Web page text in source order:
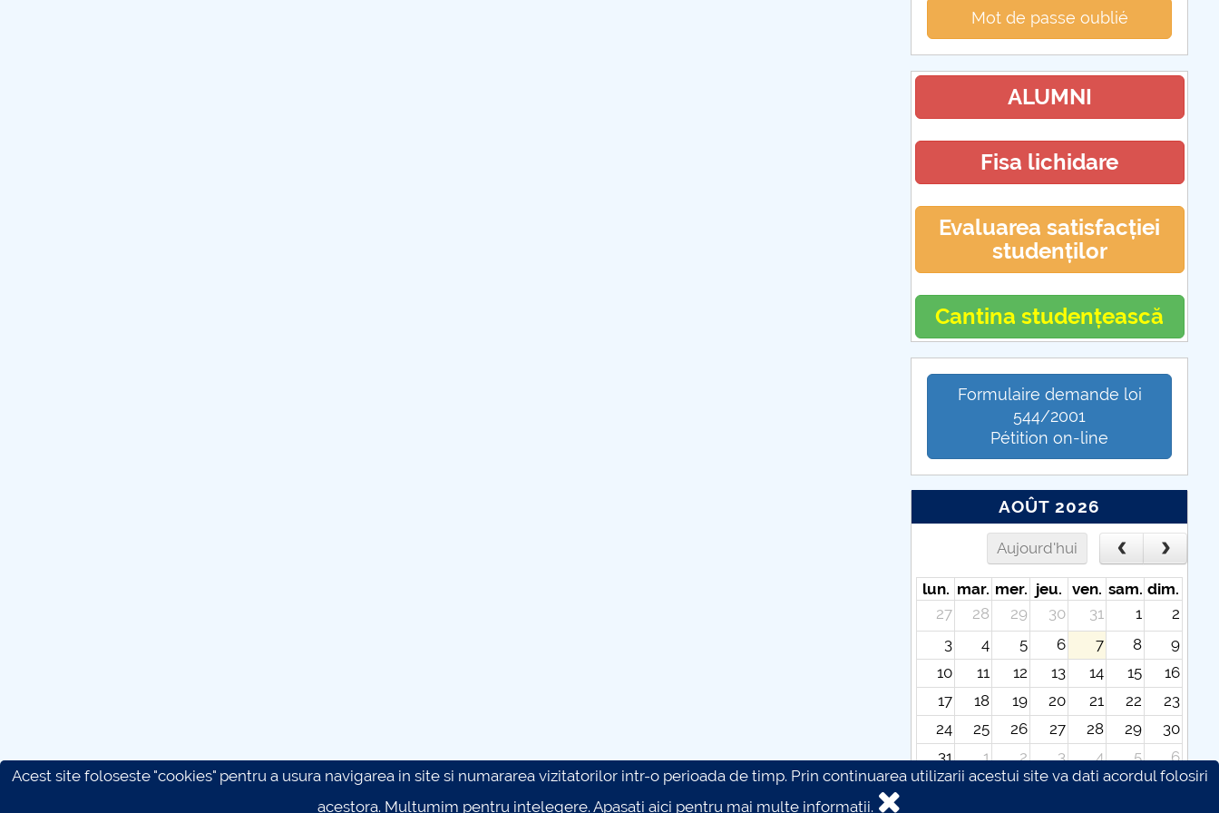
Mot de passe oublié
ALUMNI
Fisa lichidare
Evaluarea satisfacției
studenților
Cantina studențească
Formulaire demande loi
544/2001
Pétition on-line
AOÛT 2026
Aujourd'hui
lun. mar. mer. jeu. ven. sam. dim.
27
28 29 30 31 1
2
3
4 5 6 7 8
9
10
11 12 13 14 15
16
17
18 19 20 21 22
23
24
25 26 27 28 29
30
31
1 2 3 4 5
6
Acest site foloseste "cookies" pentru a usura navigarea in site si numararea vizitatorilor intr-o perioada de timp. Prin continuarea utilizarii acestui site va dati acordul folosiri
acestora. Multumim pentru intelegere.Apasati aici pentru mai multe informatii.